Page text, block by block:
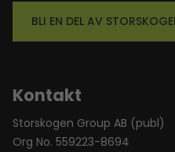
BLI EN DEL AV
Kontakt
Storskogen Group AB (publ)
Org No. 559223-8694